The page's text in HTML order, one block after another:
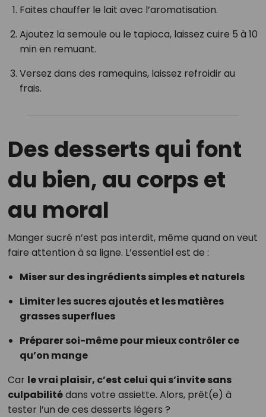
Faites chauffer le lait avec l’aromatisation.
Ajoutez la semoule ou le tapioca, laissez cuire 5 à 10
min en remuant.
Versez dans des ramequins, laissez refroidir au
frais.
Des desserts qui font
du bien, au corps et
au moral
Manger sucré n’est pas interdit, même quand on veut
faire attention à sa ligne. L’essentiel est de :
Miser sur des ingrédients simples et naturels
Limiter les sucres ajoutés et les matières
grasses superflues
Préparer soi-même pour mieux contrôler ce
qu’on mange
Car le vrai plaisir, c’est celui qui s’invite sans
culpabilitédans votre assiette. Alors, prêt(e) à
tester l’un de ces desserts légers ?